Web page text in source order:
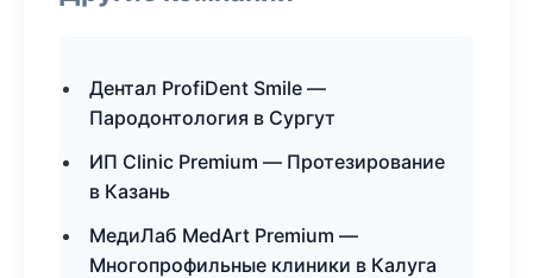
Дентал ProfiDent Smile —
Пародонтология в Сургут
ИП Clinic Premium — Протезирование
в Казань
МедиЛаб MedArt Premium —
Многопрофильные клиники в Калуга